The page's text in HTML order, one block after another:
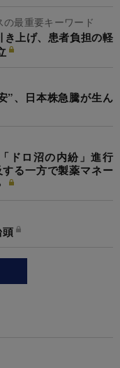
最重要キーワード
き上げ、患者負担の軽
”、日本株急騰が生ん
ドロ沼の内紛」進行
る一方で製薬マネー